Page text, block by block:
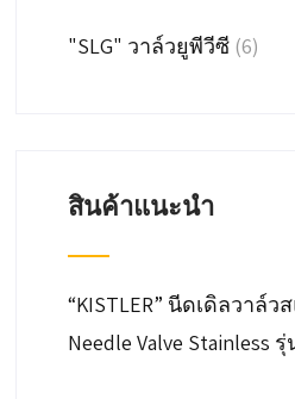
"SLG" วาล์วยูพีวีซี (6)
สินค้าแนะนำ
“KISTLER” นีดเดิลวาล์ว
Needle Valve Stainless รุ่